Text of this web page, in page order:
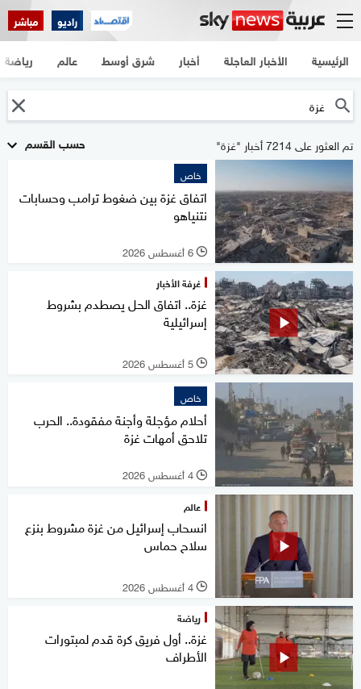
راديو مباشر
الرئيسية الأخبار العاجلة أخبار شرق أوسط عالم رياضة
حسب القسم تم العثور على 7214 أخبار "غزة"
خاص
اتفاق غزة بين ضغوط ترامب وحسابات
نتنياهو
l 6 أغسطس 2026
غرفة الأخبار
غزة.. اتفاق الحل يصطدم بشروط
إسرائيلية
l 5 أغسطس 2026
خاص
أحلام مؤجلة وأجنة مفقودة.. الحرب
تلاحق أمهات غزة
l 4 أغسطس 2026
عالم
انسحاب إسرائيل من غزة مشروط بنزع
سلاح حماس
l 4 أغسطس 2026
رياضة
غزة.. أول فريق كرة قدم لمبتورات
الأطراف